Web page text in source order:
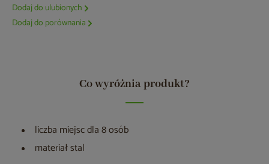
Dodaj do ulubionych
Dodaj do porównania
Co wyróżnia produkt?
liczba miejsc dla 8 osób
materiał stal